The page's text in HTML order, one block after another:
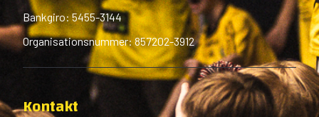
Bankgiro: 5455-3144
Organisationsnummer: 857202-3912
Kontakt